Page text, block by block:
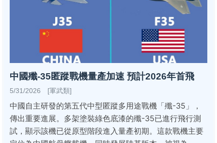
中國殲-35匿蹤戰機量產加速 預計2026年首飛
5/31/2026 [軍武類]
中國自主研發的第五代中型匿蹤多用途戰機「殲-35」，
傳出重要進展。多架塗裝綠色底漆的殲-35已進行飛行測
試，顯示該機已從原型階段進入量產初期。這款戰機主要